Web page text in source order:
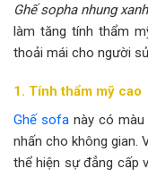
Ghế sopha nhung xanh
làm tăng tính thẩm
thoải mái cho người
1. Tính thẩm mỹ cao
Ghế sofanày có màu
nhấn cho không gian.
thể hiện sự đẳng cấp